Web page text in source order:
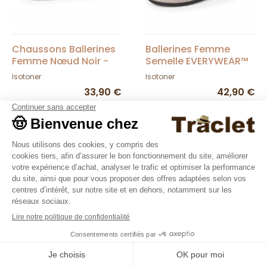
Chaussons Ballerines
Femme Nœud Noir -
Isotoner
Isotoner
33,90 €
Ballerines Femme
Semelle EVERYWEAR™
Pois Dorés - Isotoner
Isotoner
42,90 €
Nouveautés
Chaussons Mules
Nouveautés
Gants Femme Cuir